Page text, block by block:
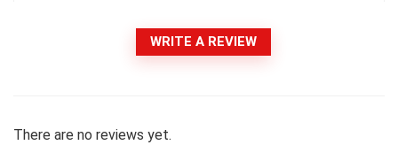
WRITE A REVIEW
There are no reviews yet.